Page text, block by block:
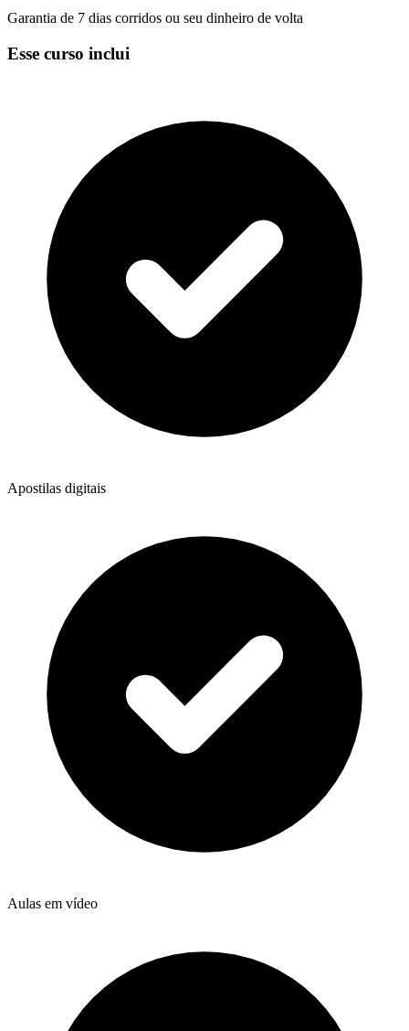
Garantia de 7 dias corridos ou seu dinheiro de volta
Esse curso inclui
Apostilas digitais
Aulas em vídeo